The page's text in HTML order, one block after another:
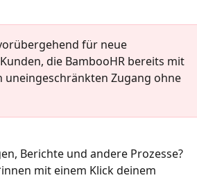
für neue
die BambooHR bereits mit
Zugang ohne
Berichte und andere Prozesse?
mit einem Klick deinem